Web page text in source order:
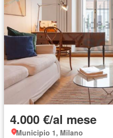
4.000 €/al mese
Municipio 1, Milano